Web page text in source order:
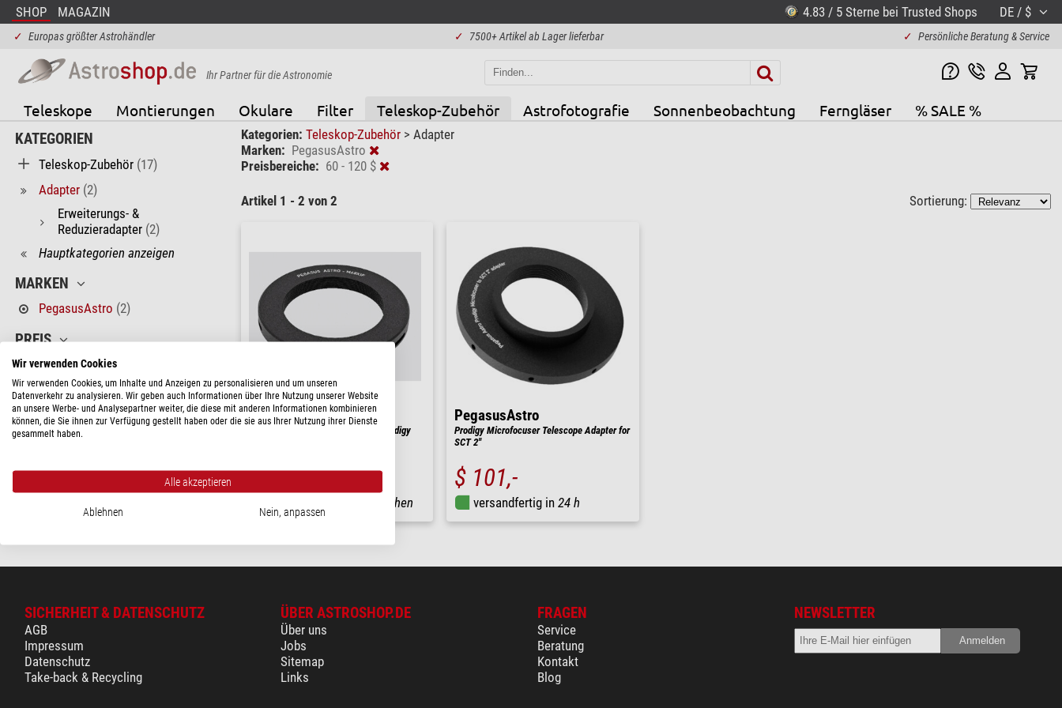
SHOP MAGAZIN 4.83 / 5 Sterne bei Trusted Shops DE / $
✓ Europas größter Astrohändler ✓ 7500+ Artikel ab Lager lieferbar ✓ Persönliche Beratung & Service
Ihr Partner für die Astronomie
Teleskope Montierungen Okulare Filter Teleskop-Zubehör Astrofotografie Sonnenbeobachtung Ferngläser % SALE %
KATEGORIEN
Teleskop-Zubehör (17)
Adapter (2)
Erweiterungs- &
Reduzieradapter (2)
Hauptkategorien anzeigen
MARKEN
PegasusAstro (2)
PREIS
60 - 120 $ (2)
LIEFERBARKEIT
auf Lager(1)
Kategorien: Teleskop-Zubehör > Adapter
Marken: PegasusAstro
Preisbereiche: 60 - 120 $
Artikel 1 - 2 von 2 Sortierung:
PegasusAstro
M68 Female Kamera-Adapter für Prodigy
$ 86,-
1-2 Wochen
PegasusAstro
Prodigy Microfocuser Telescope Adapter for
SCT 2''
$ 101,-
versandfertig in 24 h
SICHERHEIT & DATENSCHUTZ
AGB
Impressum
Datenschutz
Take-back & Recycling
ÜBER ASTROSHOP.DE
Über uns
Jobs
Sitemap
Links
FRAGEN
Service
Beratung
Kontakt
Blog
NEWSLETTER
Wir verwenden Cookies
Wir verwenden Cookies, um Inhalte und Anzeigen zu personalisieren und um unseren
Datenverkehr zu analysieren. Wir geben auch Informationen über Ihre Nutzung unserer Website
an unsere Werbe- und Analysepartner weiter, die diese mit anderen Informationen kombinieren
können, die Sie ihnen zur Verfügung gestellt haben oder die sie aus Ihrer Nutzung ihrer Dienste
gesammelt haben.
Alle akzeptieren
Ablehnen Nein, anpassen